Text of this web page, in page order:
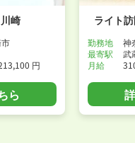
崎
円
ら
ライト
勤務地
神
最寄駅
武
月給